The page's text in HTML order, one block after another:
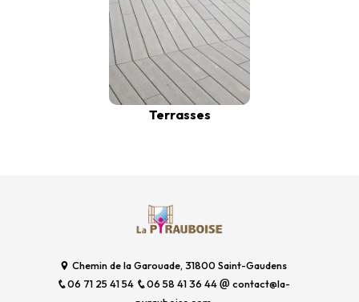
Terrasses
Chemin de la Garouade, 31800 Saint-Gaudens
06 71 25 41 54
06 58 41 36 44
contact@la-